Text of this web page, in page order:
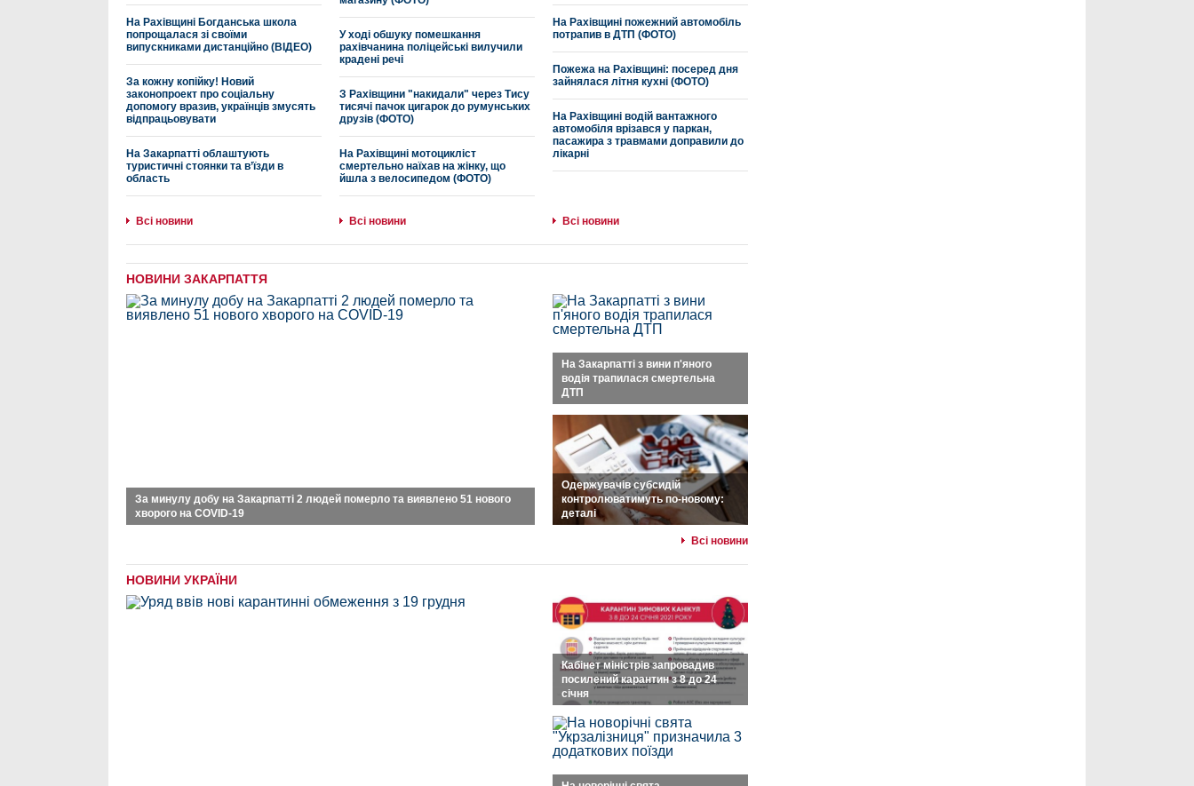
На Рахівщині Богданська школа
попрощалася зі своїми
випускниками дистанційно (ВІДЕО)
За кожну копійку! Новий
законопроект про соціальну
допомогу вразив, українців змусять
відпрацьовувати
На Закарпатті облаштують
туристичні стоянки та в’їзди в
область
Всі новини
У ході обшуку помешкання
рахівчанина поліцейські вилучили
крадені речі
З Рахівщини "накидали" через Тису
тисячі пачок цигарок до румунських
друзів (ФОТО)
На Рахівщині мотоцикліст
смертельно наїхав на жінку, що
йшла з велосипедом (ФОТО)
Всі новини
На Рахівщині пожежний автомобіль
потрапив в ДТП (ФОТО)
Пожежа на Рахівщині: посеред дня
зайнялася літня кухні (ФОТО)
На Рахівщині водій вантажного
автомобіля врізався у паркан,
пасажира з травмами доправили до
лікарні
Всі новини
НОВИНИ ЗАКАРПАТТЯ
За минулу добу на Закарпатті 2 людей померло та виявлено 51 нового
хворого на COVID-19
На Закарпатті з вини п'яного
водія трапилася смертельна
ДТП
Одержувачів субсидій
контролюватимуть по-новому:
деталі
Всі новини
НОВИНИ УКРАЇНИ
Кабінет міністрів запровадив
посилений карантин з 8 до 24
січня